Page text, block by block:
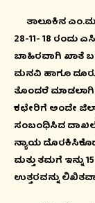
ತಾಲೂಕಿನ
28-11- 18 ರಂದು
ಬಾಹಿರವಾಗಿ ಖಾತೆ
ಮನವಿ ಹಾಗೂ ದೂರು
ತೊಂದರೆ
ಕಛೇರಿಗೆ ಅಂದೇ
ಸಂಬಂಧಿಸಿದ
ನ್ಯಾಯ
ಮತ್ತು ತಮಗೆ ಇನ್ನು
ಉತ್ತರವನ್ನು